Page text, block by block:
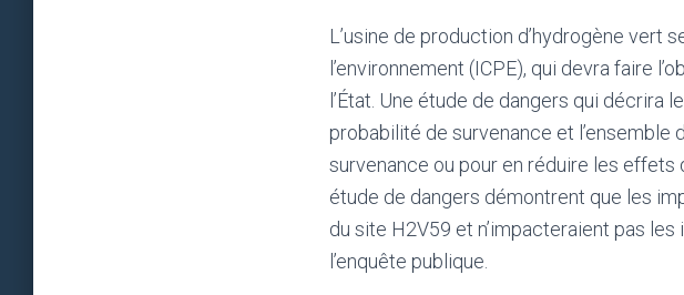
L’usine de production d’hydrogène vert
l’environnement (ICPE), qui devra faire
l’État. Une étude de dangers qui
probabilité de survenance et
survenance ou pour en réduire les
étude de dangers démontrent que les
du site H2V59 et n’impacteraient pas
l’enquête publique.